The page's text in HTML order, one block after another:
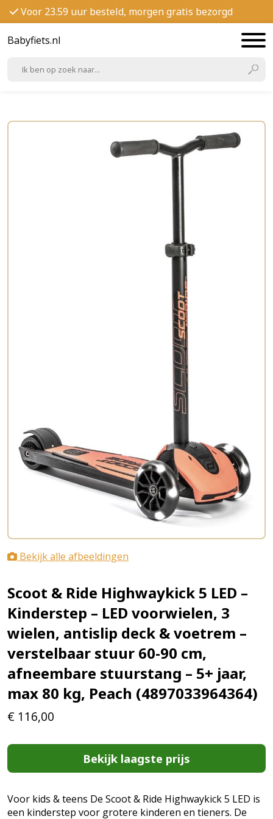
Voor 23.59 uur besteld, morgen gratis bezorgd
Babyfiets.nl
Bekijk alle afbeeldingen
Scoot & Ride Highwaykick 5 LED –
Kinderstep – LED voorwielen, 3
wielen, antislip deck & voetrem –
verstelbaar stuur 60-90 cm,
afneembare stuurstang – 5+ jaar,
max 80 kg, Peach (4897033964364)
€ 116,00
Bekijk laagste prijs
Voor kids & teens De Scoot & Ride Highwaykick 5 LED is
een kinderstep voor grotere kinderen en tieners. De